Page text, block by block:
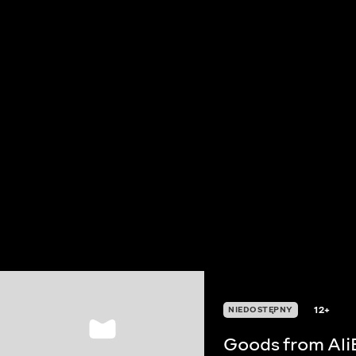
NIEDOSTĘPNY 12+
Goods from